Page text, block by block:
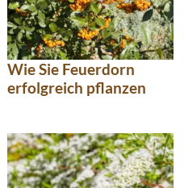
Wie Sie Feuerdorn
erfolgreich pflanzen